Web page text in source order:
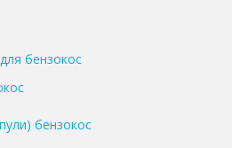
бензокос
бензокос